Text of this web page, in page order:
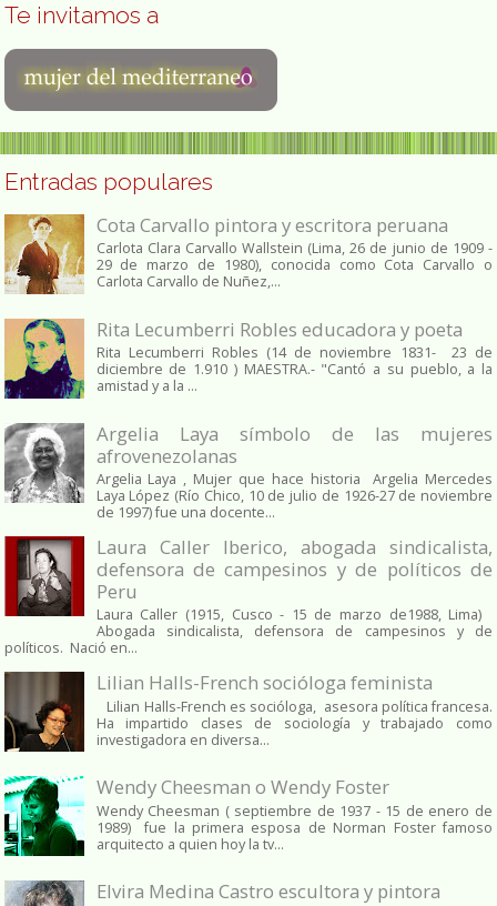
Te invitamos a
Entradas populares
Cota Carvallo pintora y escritora peruana
Carlota Clara Carvallo Wallstein (Lima, 26 de junio de 1909 -
29 de marzo de 1980), conocida como Cota Carvallo o
Carlota Carvallo de Nuñez,...
Rita Lecumberri Robles educadora y poeta
Rita Lecumberri Robles (14 de noviembre 1831- 23 de
diciembre de 1.910 ) MAESTRA.- "Cantó a su pueblo, a la
amistad y a la ...
Argelia Laya símbolo de las mujeres
afrovenezolanas
Argelia Laya , Mujer que hace historia Argelia Mercedes
Laya López (Río Chico, 10 de julio de 1926-27 de noviembre
de 1997) fue una docente...
Laura Caller Iberico, abogada sindicalista,
defensora de campesinos y de políticos de
Peru
Laura Caller (1915, Cusco - 15 de marzo de1988, Lima)
Abogada sindicalista, defensora de campesinos y de
políticos. Nació en...
Lilian Halls-French socióloga feminista
Lilian Halls-French es socióloga, asesora política francesa.
Ha impartido clases de sociología y trabajado como
investigadora en diversa...
Wendy Cheesman o Wendy Foster
Wendy Cheesman ( septiembre de 1937 - 15 de enero de
1989) fue la primera esposa de Norman Foster famoso
arquitecto a quien hoy la tv...
Elvira Medina Castro escultora y pintora